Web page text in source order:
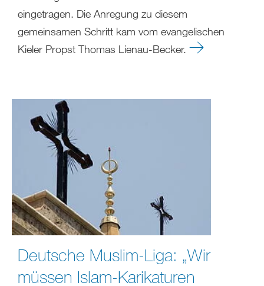
eingetragen. Die Anregung zu diesem
gemeinsamen Schritt kam vom evangelischen
Kieler Propst Thomas Lienau-Becker.
Deutsche Muslim-Liga: „Wir
müssen Islam-Karikaturen